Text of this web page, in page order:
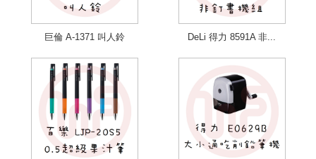
巨倫 A-1371 叫人鈴 DeLi 得力 8591A 非...